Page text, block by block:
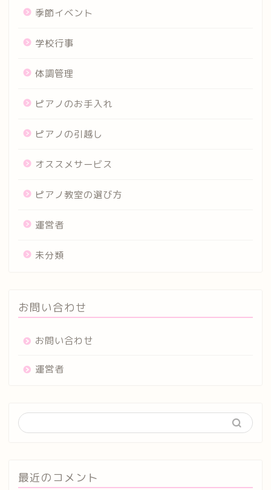
季節イベント
学校行事
体調管理
ピアノのお手入れ
ピアノの引越し
オススメサービス
ピアノ教室の選び方
運営者
未分類
お問い合わせ
お問い合わせ
運営者
最近のコメント